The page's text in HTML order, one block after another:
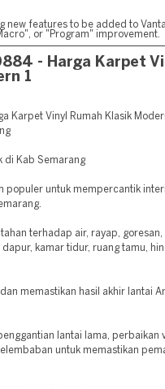
new features to be added to
or "Program" improvement.
- Harga Karpet
1
Karpet Vinyl Rumah Klasik
di Kab Semarang
populer untuk mempercantik
terhadap air, rayap,
kamar tidur, ruang tamu,
memastikan hasil akhir lantai
lantai lama, perbaikan
untuk memastikan